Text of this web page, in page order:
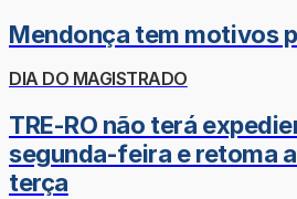
Mendonça tem motivos
DIA DO MAGISTRADO
TRE-RO não terá
segunda-feira e retoma
terça